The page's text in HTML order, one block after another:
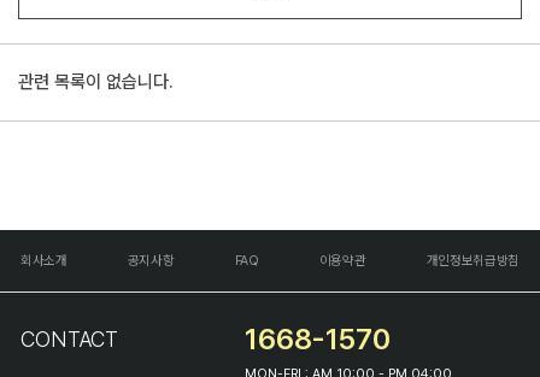
관련 목록이 없습니다.
회사소개 공지사항 FAQ 이용약관 개인정보취급방침
CONTACT 1668-1570